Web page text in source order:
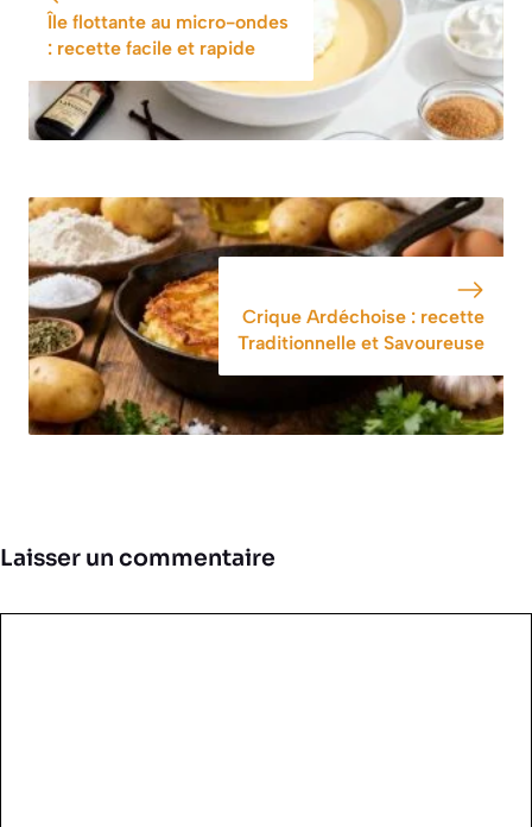
plat sain et
complet par
excellence
Île flottante au micro-ondes
: recette facile et rapide
Crique Ardéchoise : recette
Traditionnelle et Savoureuse
Laisser un commentaire